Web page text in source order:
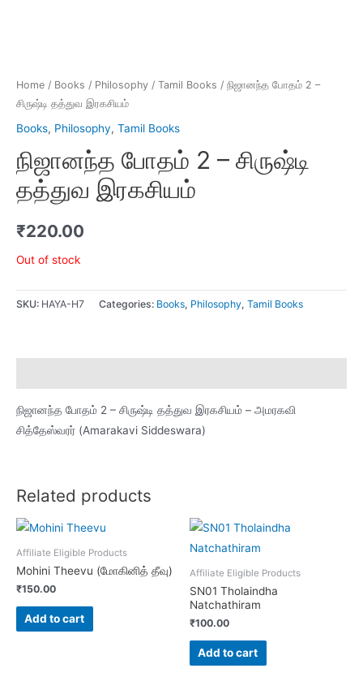
Home / Books / Philosophy / Tamil Books / நிஜானந்த போதம் 2 –
சிருஷ்டி தத்துவ இரகசியம்
Books, Philosophy, Tamil Books
நிஜானந்த போதம் 2 – சிருஷ்டி
தத்துவ இரகசியம்
₹220.00
Out of stock
SKU: HAYA-H7 Categories: Books, Philosophy, Tamil Books
நிஜானந்த போதம் 2 – சிருஷ்டி தத்துவ இரகசியம் – அமரகவி
சித்தேஸ்வரர் (Amarakavi Siddeswara)
Related products
Affiliate Eligible Products
Mohini Theevu (மோகினித் தீவு)
₹150.00
Add to cart
Affiliate Eligible Products
SN01 Tholaindha
Natchathiram
₹100.00
Add to cart